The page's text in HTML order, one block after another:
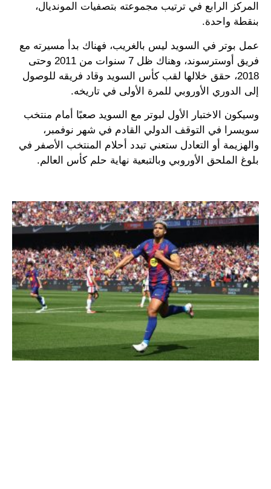
المركز الرابع في ترتيب مجموعته بتصفيات المونديال،
بنقطة واحدة.
عمل بوتر في السويد ليس بالغريب، فهناك بدأ مسيرته مع
فريق أوسترسوند، وهناك ظل 7 سنوات من 2011 وحتى
2018، حقق خلالها لقب كأس السويد وقاد فريقه للوصول
إلى الدوري الأوروبي للمرة الأولى في تاريخه.
وسيكون الاختبار الأول لبوتر مع السويد صعبًا أمام منتخب
سويسرا في التوقف الدولي القادم في شهر نوفمبر،
والهزيمة أو التعادل ستعني تبدد أحلام المنتخب الأصفر في
بلوغ الملحق الأوروبي وبالتبعية نهاية حلم كأس العالم.